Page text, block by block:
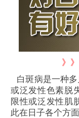
》
白斑病是一种
或泛发性色素脱
限性或泛发性肌
此在日子各个方